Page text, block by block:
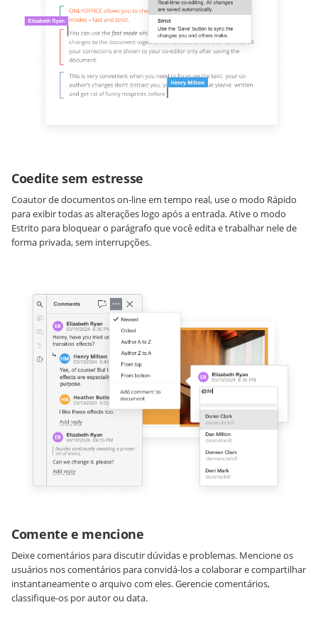
Coedite sem estresse
Coautor de documentos on-line em tempo real, use o modo Rápido
para exibir todas as alterações logo após a entrada. Ative o modo
Estrito para bloquear o parágrafo que você edita e trabalhar nele de
forma privada, sem interrupções.
Comente e mencione
Deixe comentários para discutir dúvidas e problemas. Mencione os
usuários nos comentários para convidá-los a colaborar e compartilhar
instantaneamente o arquivo com eles. Gerencie comentários,
classifique-os por autor ou data.